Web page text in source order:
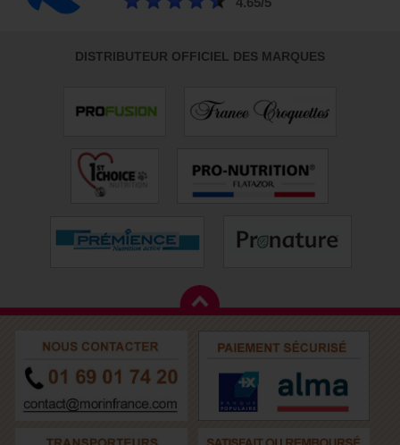
4.65/5
DISTRIBUTEUR OFFICIEL DES MARQUES